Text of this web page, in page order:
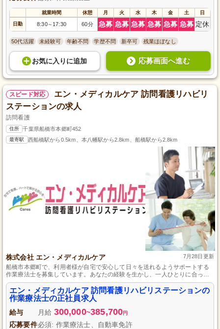
就業時間 休憩 月 火 水 木 金 土 日
日勤 8:30～ 17:30 60分 急募 急募 急募 急募 急募 急募 定休
50代活躍 未経験可 年齢不問 学歴不問 新卒可 残業ほぼなし
お気に入り に追加 応募画面へ進む
スピード対応
エン・メディカルケア 訪問看護リハビリ
ステーションの求人
訪問看護
住所 千葉県船橋市本郷町452
最寄駅 西船橋駅から0.5km、本八幡駅から2.8km、船橋駅から2.8km
株式会社 エン・メディカルケア 7月28日更新
船橋市本郷町で、利用者様が自宅で安心して日々を送れるようサポートする
作業療法士を募集しています。あなたの経験を生かし、一人ひとりに合った
親身なケアを提供してください。専門スキルの向上を目指せる研修制度も整
っており、成長したい方には最適な環境です。
エン・メディカルケア 訪問看護リハビリステーションの
作業療法士の正社員求人
給与 月給 300,000~385,700円
応募要件必須: 作業療法士、自動車免許